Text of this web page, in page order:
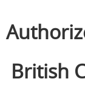
British